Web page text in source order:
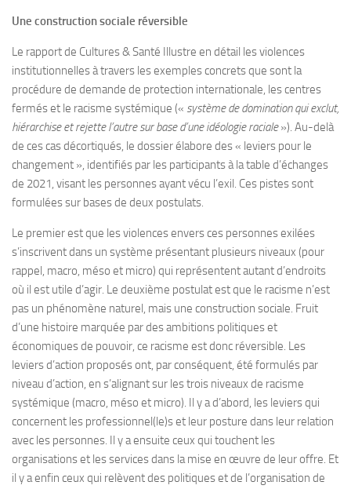
Une construction sociale réversible
Le rapport de Cultures & Santé Illustre en détail les violences
institutionnelles à travers les exemples concrets que sont la
procédure de demande de protection internationale, les centres
fermés et le racisme systémique (« système de domination qui exclut,
hiérarchise et rejette l’autre sur base d’une idéologie raciale»). Au-delà
de ces cas décortiqués, le dossier élabore des « leviers pour le
changement », identifiés par les participants à la table d’échanges
de 2021, visant les personnes ayant vécu l’exil. Ces pistes sont
formulées sur bases de deux postulats.
Le premier est que les violences envers ces personnes exilées
s’inscrivent dans un système présentant plusieurs niveaux (pour
rappel, macro, méso et micro) qui représentent autant d’endroits
où il est utile d’agir. Le deuxième postulat est que le racisme n’est
pas un phénomène naturel, mais une construction sociale. Fruit
d’une histoire marquée par des ambitions politiques et
économiques de pouvoir, ce racisme est donc réversible. Les
leviers d’action proposés ont, par conséquent, été formulés par
niveau d’action, en s’alignant sur les trois niveaux de racisme
systémique (macro, méso et micro). Il y a d’abord, les leviers qui
concernent les professionnel(le)s et leur posture dans leur relation
avec les personnes. Il y a ensuite ceux qui touchent les
organisations et les services dans la mise en œuvre de leur offre. Et
il y a enfin ceux qui relèvent des politiques et de l’organisation de